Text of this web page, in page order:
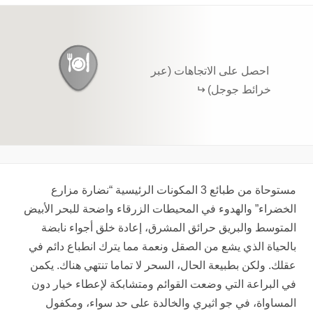
احصل على الاتجاهات (عبر
خرائط جوجل)
مستوحاة من طبائع 3 المكونات الرئيسية “نضارة مزارع
الخضراء” والهدوء في المحيطات الزرقاء واضحة للبحر الأبيض
المتوسط والبريق حرائق المشرق، إعادة خلق أجواء نابضة
بالحياة الذي يشع من الصقل ونعمة مما يترك انطباع دائم في
عقلك. ولكن بطبيعة الحال، السحر لا تماما تنتهي هناك. يكمن
في البراعة التي وضعت القوائم ومتشابكة لإعطاء خيار دون
المساواة، في جو اثيري والخالدة على حد سواء، ومكفول